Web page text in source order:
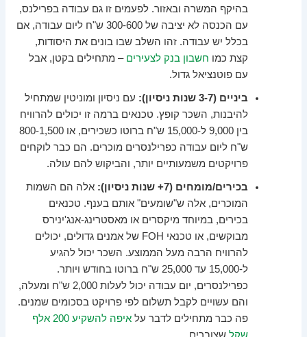
בהיקף המשרה ובאזור. לפעמים זו גם עבודה בפרילנס,
עם הכנסה לא יציבה של 300-600 ש"ח ליום עבודה, אם
בכלל יש עבודה. זהו השלב שבו בונים את היסודות,
קצת כמו חשבון בנק לצעירים – מתחילים בקטן, אבל
עם פוטנציאל גדול.
ביניים (3-7 שנות ניסיון):
עם ניסיון ומוניטין שמתחיל
להיבנות, השכר קופץ. טכנאים ברמה זו יכולים להרוויח
בין 9,000 ל-15,000 ש"ח ברוטו כשכירים, או 800-1,500
ש"ח ליום עבודה כפרילנסרים מוכרים. הם כבר לוקחים
פרויקטים משמעותיים יותר, והביקוש להם עולה.
בכירים/מומחים (7+ שנות ניסיון):
אלה הם השמות
המוכרים, אלה ש"שומעים" אותם בענף. טכנאים
בכירים, במיוחד מיקסרים או מאסטרינג-אנג'ינירס
מבוקשים, או טכנאי FOH של אמנים גדולים, יכולים
להרוויח הרבה מעל הממוצע. השכר יכול להגיע
ל-15,000 עד 25,000 ש"ח ברוטו בחודש ויותר.
כפרילנסרים, יום עבודה יכול לעלות 2,000 ש"ח ומעלה,
והם עשויים לקבל תשלום לפי פרויקט בסכומים שמנים.
פה כבר מתחילים לדבר על
איפה להשקיע 200 אלף